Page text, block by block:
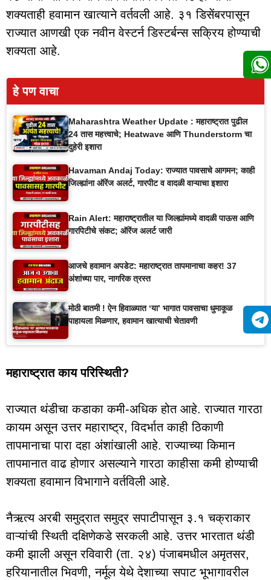
शक्यताही हवामान खात्याने वर्तवली आहे. ३१ डिसेंबरपासून
राज्यात आणखी एक नवीन वेस्टर्न डिस्टर्बन्स सक्रिय होण्याची
शक्यता आहे.
हे पण वाचा
Maharashtra Weather Update : महाराष्ट्रात पुढील
24 तास महत्त्वाचे; Heatwave आणि Thunderstorm चा
दुहेरी इशारा
Havaman Andaj Today: राज्यात पावसाचे आगमन; काही
जिल्ह्यांना ऑरेंज अलर्ट, गारपीट व वादळी वाऱ्याचा इशारा
Rain Alert: महाराष्ट्रातील या जिल्ह्यांमध्ये वादळी पाऊस आणि
गारपिटीचे संकट; ऑरेंज अलर्ट जारी
आजचे हवामान अपडेट: महाराष्ट्रात तापमानाचा कहर! 37
अंशांच्या पार, नागरिक त्रस्त
मोठी बातमी ! ऐन हिवाळ्यात ‘या’ भागात पावसाचा धुमाकूळ
पाहायला मिळणार, हवामान खात्याची चेतावणी
महाराष्ट्रात काय परिस्थिती?
राज्यात थंडीचा कडाका कमी-अधिक होत आहे. राज्यात गारठा
कायम असून उत्तर महाराष्ट्र, विदर्भात काही ठिकाणी
तापमानाचा पारा दहा अंशांखाली आहे. राज्याच्या किमान
तापमानात वाढ होणार असल्याने गारठा काहीसा कमी होण्याची
शक्यता हवामान विभागाने वर्तविली आहे.
नैऋत्य अरबी समुद्रात समुद्र सपाटीपासून ३.१ चक्राकार
वाऱ्यांची स्थिती दक्षिणेकडे सरकली आहे. उत्तर भारतात थंडी
कमी झाली असून रविवारी (ता. २४) पंजाबमधील अमृतसर,
हरियानातील भिवणी, नर्मूल येथे देशाच्या सपाट भूभागावरील